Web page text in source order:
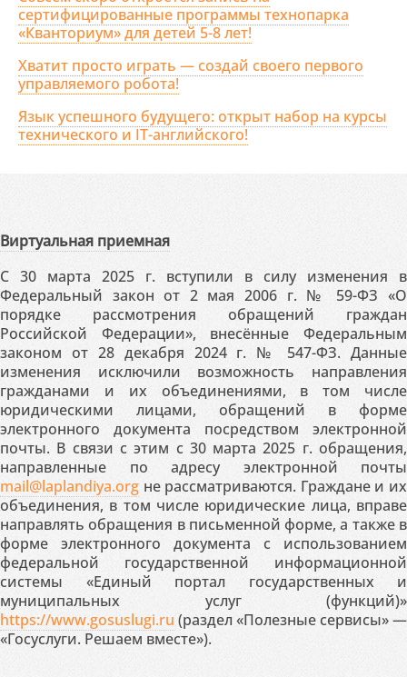
сертифицированные программы технопарка
«Кванториум» для детей 5-8 лет!
Хватит просто играть — создай своего первого
управляемого робота!
Язык успешного будущего: открыт набор на курсы
технического и IT-английского!
Виртуальная приемная
С 30 марта 2025 г. вступили в силу изменения в
Федеральный закон от 2 мая 2006 г. № 59-ФЗ «О
порядке рассмотрения обращений граждан
Российской Федерации», внесённые Федеральным
законом от 28 декабря 2024 г. № 547-ФЗ. Данные
изменения исключили возможность направления
гражданами и их объединениями, в том числе
юридическими лицами, обращений в форме
электронного документа посредством электронной
почты. В связи с этим с 30 марта 2025 г. обращения,
направленные по адресу электронной почты
mail@laplandiya.org не рассматриваются. Граждане и их
объединения, в том числе юридические лица, вправе
направлять обращения в письменной форме, а также в
форме электронного документа с использованием
федеральной государственной информационной
системы «Единый портал государственных и
муниципальных услуг (функций)»
https://www.gosuslugi.ru (раздел «Полезные сервисы» —
«Госуслуги. Решаем вместе»).